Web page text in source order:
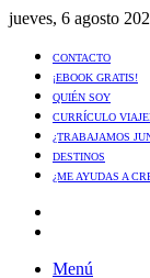
jueves, 6 agosto
CONTACTO
¡EBOOK GRATIS!
QUIÉN SOY
CURRÍCULO
¿TRABAJAMOS
DESTINOS
¿ME AYUDAS A
Menú